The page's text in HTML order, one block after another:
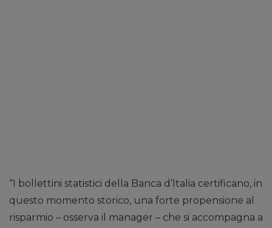
“I bollettini statistici della Banca d’Italia certificano, in
questo momento storico, una forte propensione al
risparmio – osserva il manager – che si accompagna a